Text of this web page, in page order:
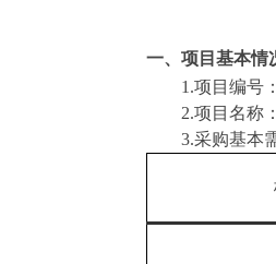
一、项目基本情
1.项目编号
2.项目名称
3.采购基本